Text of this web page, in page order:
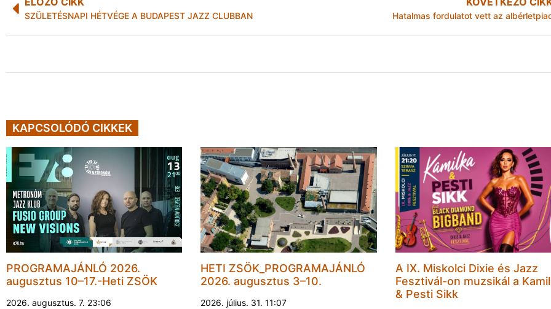
SZÜLETÉSNAPI HÉTVÉGE A BUDAPEST JAZZ CLUBBAN Hatalmas fordulatot vett az
KAPCSOLÓDÓ CIKKEK
PROGRAMAJÁNLÓ 2026.
augusztus 10–17.-Heti ZSÖK
2026. augusztus. 7. 23:06
HETI ZSÖK_PROGRAMAJÁNLÓ
2026. augusztus 3–10.
2026. július. 31. 11:07
A IX. Miskolci Dixie és Jazz
Fesztivál-on muzsikál a
& Pesti Sikk